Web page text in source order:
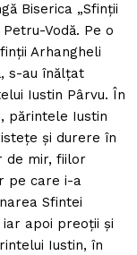
Biserica „Sfinţii
Vodă. Pe o
Arhangheli
s-au înălţat
Iustin Pârvu. În
părintele Iustin
şi durere în
de mir, fiilor
pe care i-a
Sfintei
apoi preoţii şi
Iustin, în